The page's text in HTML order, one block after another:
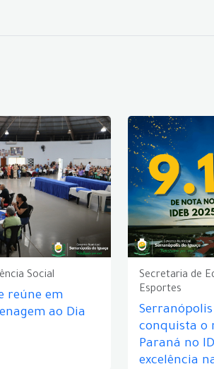
Social
reúne em
ao Dia
Secretaria de
Esportes
conquista o
Paraná no
excelência